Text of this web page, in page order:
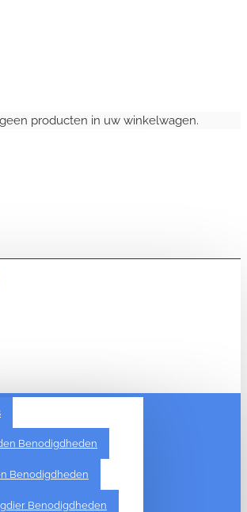
producten in uw winkelwagen.
Benodigdheden
Benodigdheden
Benodigdheden